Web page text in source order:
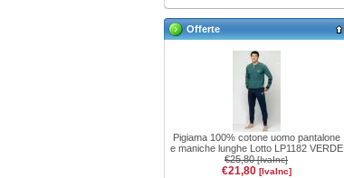
Offerte
Pigiama 100% cotone uomo pantalone
e maniche lunghe Lotto LP1182 VERDE
€25,80[IvaInc]
€21,80 [IvaInc]